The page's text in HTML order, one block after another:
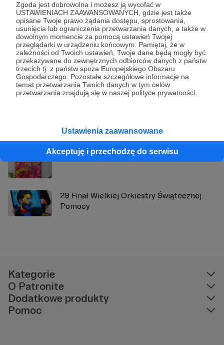
Zgoda jest dobrowolna i możesz ją wycofać w
USTAWIENIACH ZAAWANSOWANYCH, gdzie jest także
opisane Twoje prawo żądania dostępu, sprostowania,
usunięcia lub ograniczenia przetwarzania danych, a także w
dowolnym momencie za pomocą ustawień Twojej
przeglądarki w urządzeniu końcowym. Pamiętaj, że w
zależności od Twoich ustawień, Twoje dane będą mogły być
przekazywane do zewnętrznych odbiorców danych z państw
trzecich tj. z państw spoza Europejskiego Obszaru
Gospodarczego. Pozostałe szczegółowe informacje na
temat przetwarzania Twoich danych w tym celów
przetwarzania znajdują się w naszej polityce prywatności.
Ustawienia zaawansowane
Akceptuję i przechodzę do serwisu
Tomasz Kokott
Zobacz profil autora
Zobacz również
Pierwsze wiadomości roku 2021
29 Finał Wielkiej Orkiestry Świątecznej
Pomocy
Kategorie
O Patronite
Dodatkowe produkty
Pomoc